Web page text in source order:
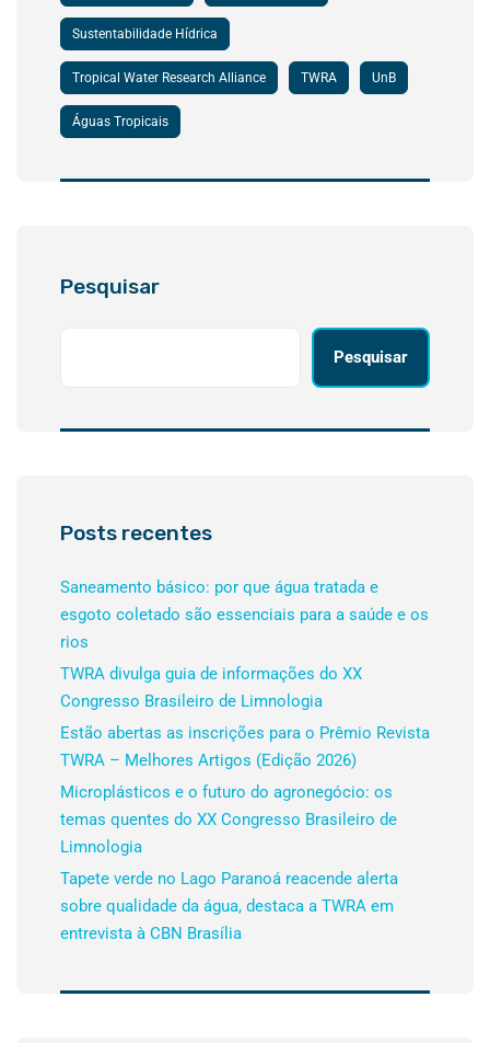
Sustentabilidade Hídrica
Tropical Water Research Alliance TWRA UnB
Águas Tropicais
Pesquisar
Pesquisar
Posts recentes
Saneamento básico: por que água tratada e
esgoto coletado são essenciais para a saúde e os
rios
TWRA divulga guia de informações do XX
Congresso Brasileiro de Limnologia
Estão abertas as inscrições para o Prêmio Revista
TWRA – Melhores Artigos (Edição 2026)
Microplásticos e o futuro do agronegócio: os
temas quentes do XX Congresso Brasileiro de
Limnologia
Tapete verde no Lago Paranoá reacende alerta
sobre qualidade da água, destaca a TWRA em
entrevista à CBN Brasília